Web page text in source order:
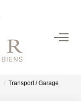
Transport / Garage